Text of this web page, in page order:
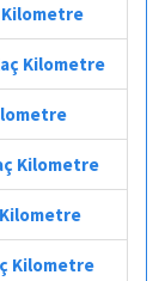
Kilometre
Kilometre
Kilometre
Kilometre
Kilometre